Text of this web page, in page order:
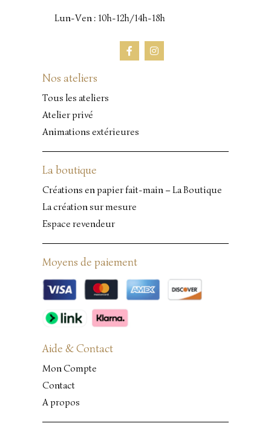
Lun-Ven : 10h-12h/14h-18h
Nos ateliers
Tous les ateliers
Atelier privé
Animations extérieures
La boutique
Créations en papier fait-main – La Boutique
La création sur mesure
Espace revendeur
Moyens de paiement
Aide & Contact
Mon Compte
Contact
A propos